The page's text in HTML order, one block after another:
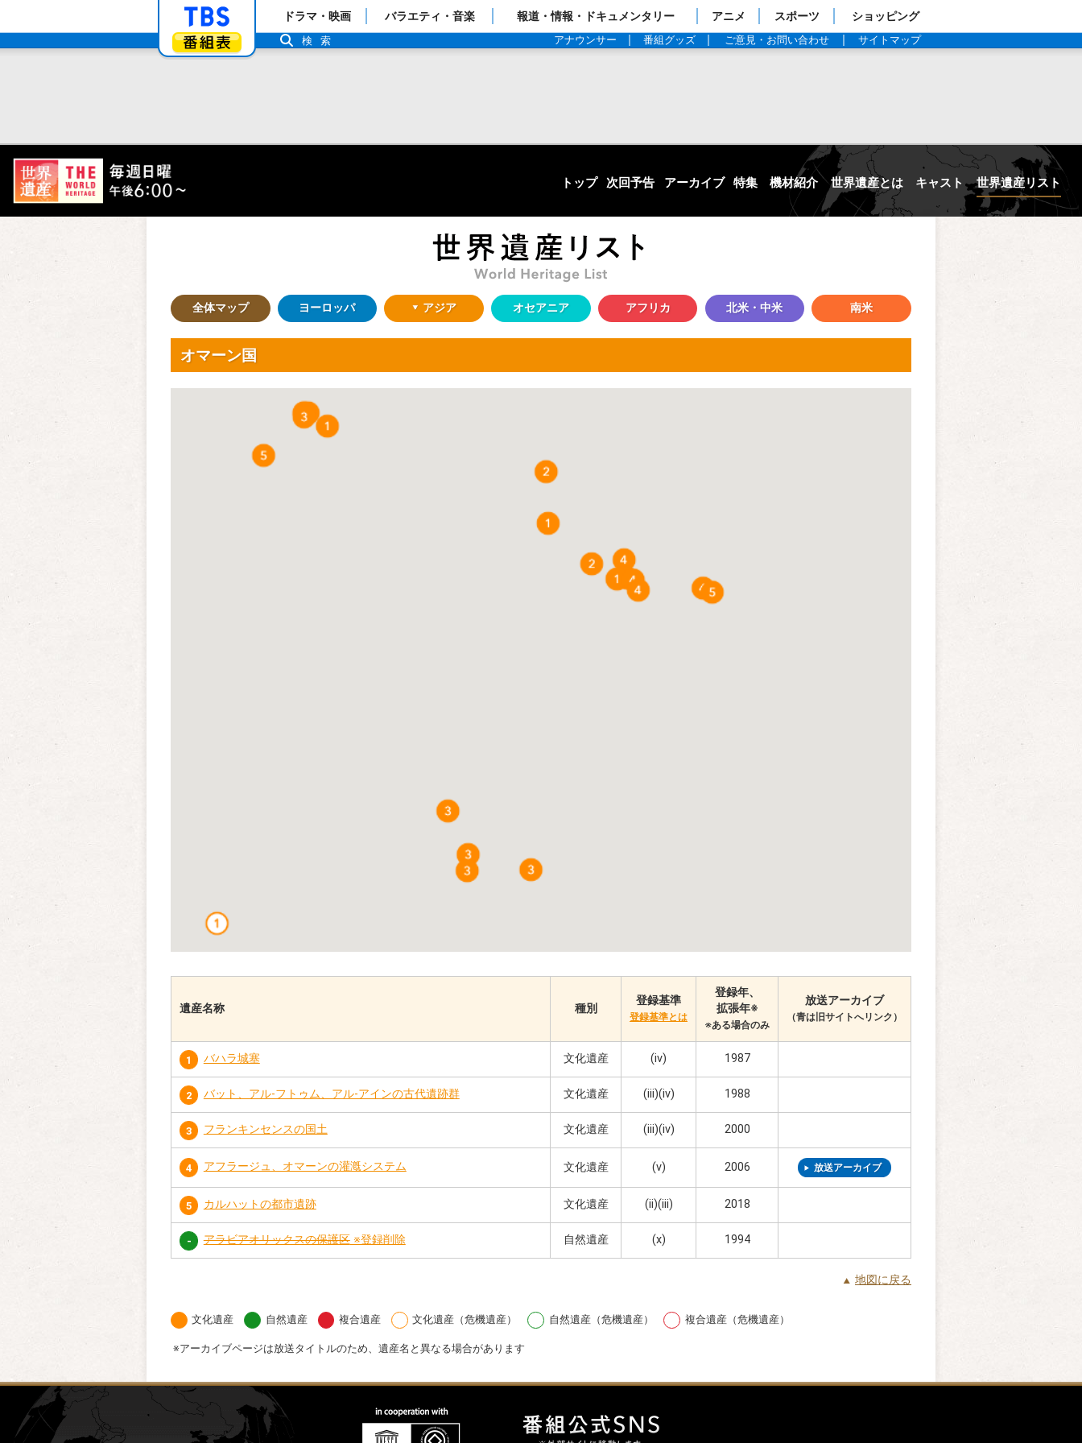
「TBSテレビ」トップページ
番組表
ドラマ・映画 バラエティ・音楽 報道・情報・ドキュメンタリー アニメ スポーツ ショッピング
アナウンサー 番組グッズ ご意見・お問い合わせ サイトマップ
検索
トップ 次回予告 アーカイブ 特集 機材紹介 世界遺産とは キャスト 世界遺産リスト
全体マップ ヨーロッパ アジア オセアニア アフリカ 北米・中米 南米
オマーン国
遺産名称 種別
登録基準
登録基準とは
登録年、
拡張年※
※ある場合のみ
放送アーカイブ
（青は旧サイトへリンク）
1 バハラ城塞 文化遺産 (iv) 1987
2 バット、アル-フトゥム、アル-アインの古代遺跡群 文化遺産 (iii)(iv) 1988
3 フランキンセンスの国土 文化遺産 (iii)(iv) 2000
4 アフラージュ、オマーンの灌漑システム 文化遺産 (v) 2006 放送アーカイブ
5 カルハットの都市遺跡 文化遺産 (ii)(iii) 2018
- アラビアオリックスの保護区※登録削除 自然遺産 (x) 1994
地図に戻る
文化遺産 自然遺産 複合遺産 文化遺産（危機遺産） 自然遺産（危機遺産） 複合遺産（危機遺産）
アーカイブページは放送タイトルのため、遺産名と異なる場合があります